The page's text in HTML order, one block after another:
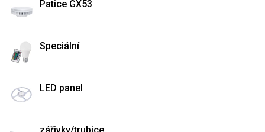
Patice GX53
Speciální
LED panel